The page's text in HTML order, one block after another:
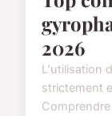
2026
L'utilisation
strictement